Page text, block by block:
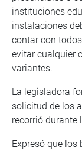
instituciones
instalaciones
contar con
evitar cualquier
variantes.
La legisladora
solicitud de los
recorrió durante
Expresó que